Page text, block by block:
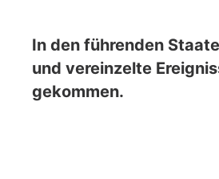
In den führenden
und vereinzelte
gekommen.